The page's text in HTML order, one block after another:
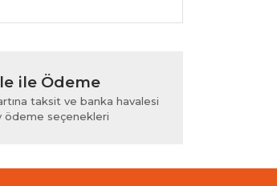
iletebilirsiniz.
ile Ödeme
taksit ve banka havalesi
ödeme seçenekleri